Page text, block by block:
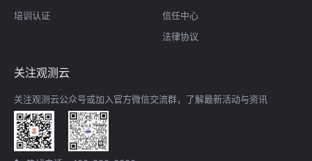
培训认证
信任中心
法律协议
关注观测云
关注观测云公众号或加入官方微信交流群，了解最新活动与资讯